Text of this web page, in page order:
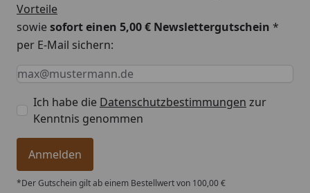
Vorteile
sowiesofort einen 5,00 € Newslettergutschein *
per E-Mail sichern:
Keine Eingabe erforderlich
Eingabe erforderlich
E-Mail *
Ich habe die Datenschutzbestimmungen zur
Kenntnis genommen
Anmelden
*Der Gutschein gilt ab einem Bestellwert von 100,00 €